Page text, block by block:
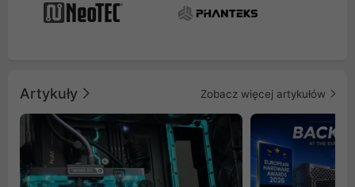
Artykuły Zobacz więcej artykułów